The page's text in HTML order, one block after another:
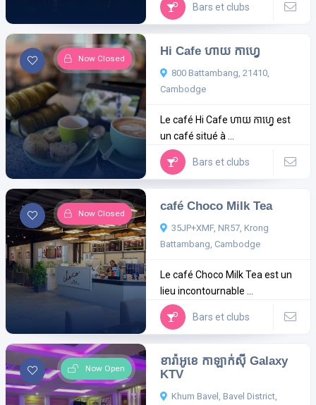
Bars et clubs
Now Closed
Hi Cafe ហាយ កាហ្វេ
800 Battambang, 21410,
Cambodge
Le café Hi Cafe ហាយ កាហ្វេ est
un café situé à ...
Bars et clubs
Now Closed
café Choco Milk Tea
35JP+XMF, NR57, Krong
Battambang, Cambodge
Le café Choco Milk Tea est un
lieu incontournable ...
Bars et clubs
Now Open
ខារ៉ាអូខេ កាឡាក់ស៊ី Galaxy
KTV
Khum Bavel, Bavel District,